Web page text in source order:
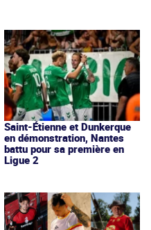
Saint-Étienne et Dunkerque
en démonstration, Nantes
battu pour sa première en
Ligue 2